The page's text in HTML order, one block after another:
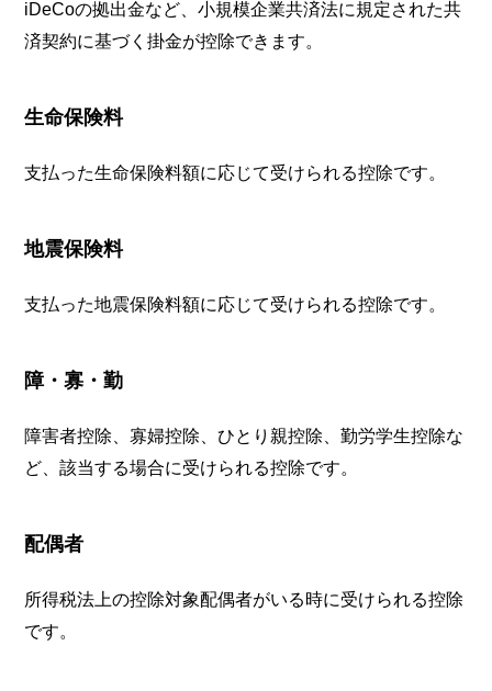
iDeCoの拠出金など、小規模企業共済法に規定された共
済契約に基づく掛金が控除できます。
生命保険料
支払った生命保険料額に応じて受けられる控除です。
地震保険料
支払った地震保険料額に応じて受けられる控除です。
障・寡・勤
障害者控除、寡婦控除、ひとり親控除、勤労学生控除な
ど、該当する場合に受けられる控除です。
配偶者
所得税法上の控除対象配偶者がいる時に受けられる控除
です。